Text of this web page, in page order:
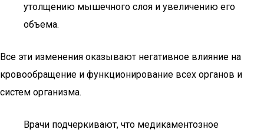
утолщению мышечного слоя и увеличению его
объема.
Все эти изменения оказывают негативное влияние на
кровообращение и функционирование всех органов и
систем организма.
Врачи подчеркивают, что медикаментозное